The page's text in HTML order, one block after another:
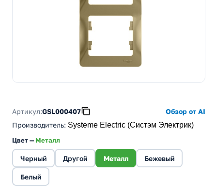
Артикул:GSL000407
Обзор от AI
Производитель: Systeme Electric (Систэм Электрик)
Цвет —Металл
Черный Другой Металл Бежевый
Белый